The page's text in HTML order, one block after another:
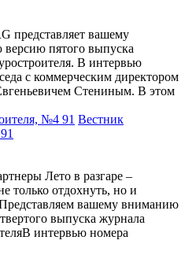
представляет вашему
пятого выпуска
В интервью
с коммерческим директором
Стениным. В этом
Вестник
Лето в разгаре –
только отдохнуть, но и
вашему вниманию
выпуска журнала
интервью номера